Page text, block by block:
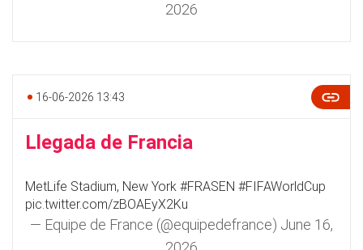
2026
16-06-2026 13:43
Llegada de Francia
MetLife Stadium, New York #FRASEN #FIFAWorldCup
pic.twitter.com/zBOAEyX2Ku
— Equipe de France (@equipedefrance) June 16,